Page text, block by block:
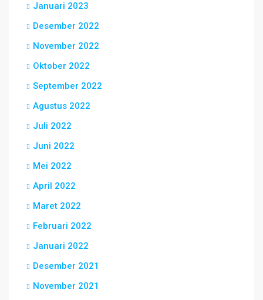
Januari 2023
Desember 2022
November 2022
Oktober 2022
September 2022
Agustus 2022
Juli 2022
Juni 2022
Mei 2022
April 2022
Maret 2022
Februari 2022
Januari 2022
Desember 2021
November 2021